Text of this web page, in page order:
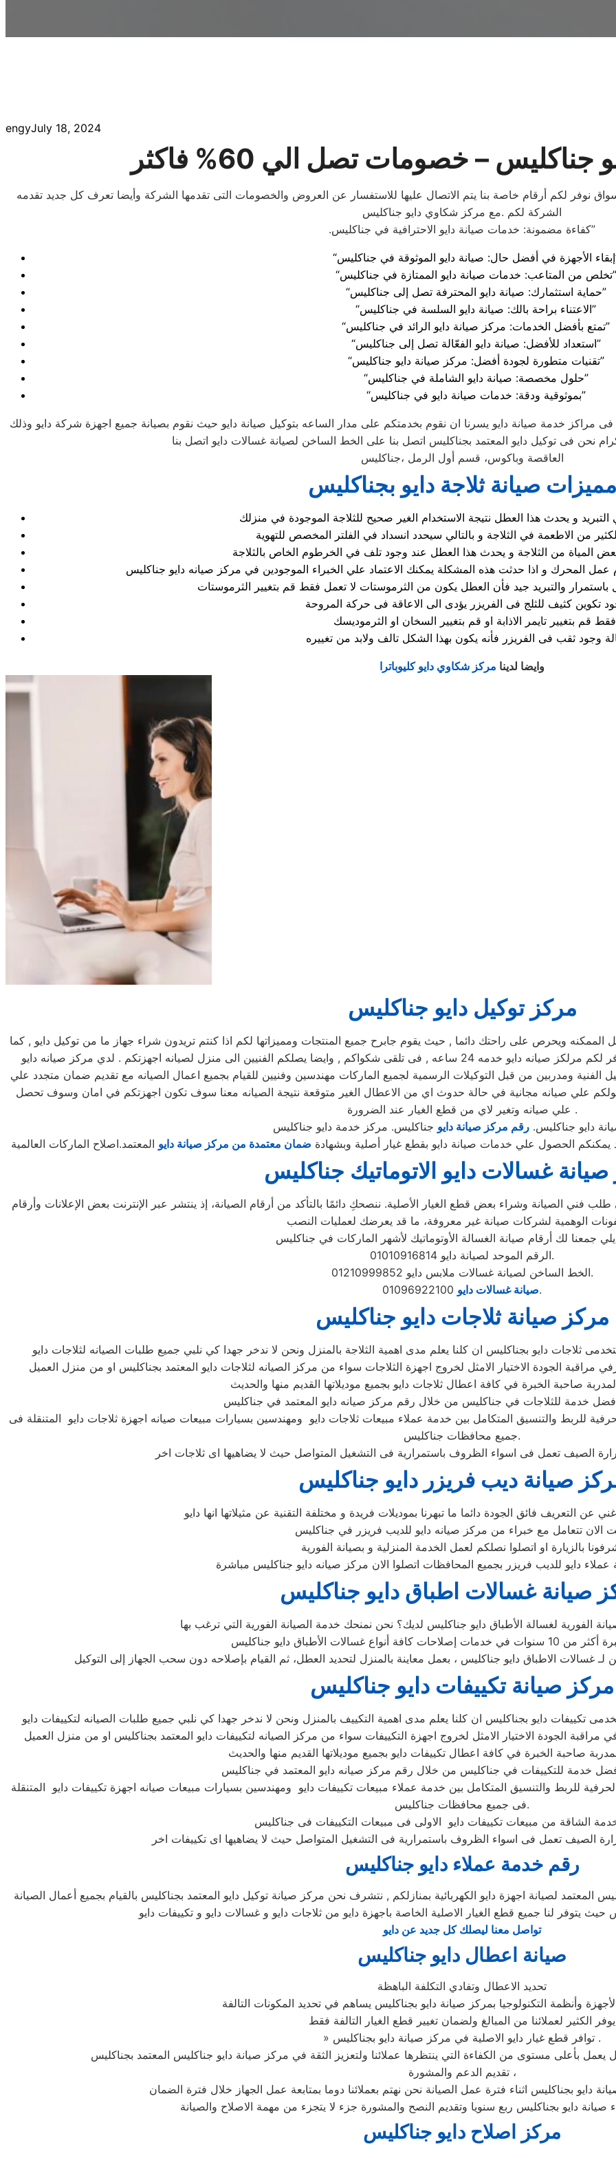
engyJuly 18, 2024
– خصومات تصل الي 60% فاكثر
نوفر لكم أرقام خاصة بنا يتم الاتصال عليها للاستفسار عن العروض والخصومات التى تقدمها الشركة وأيضا تعرف كل جديد تقدمه
الشركة لكم .مع مركز شكاوي دايو جناكليس
.كفاءة مضمونة: خدمات صيانة دايو الاحترافية في جناكليس”
جناكليس”
“تخلص من المتاعب: خدمات صيانة دايو الممتازة في جناكليس”
“حماية استثمارك: صيانة دايو المحترفة تصل إلى جناكليس”
“الاعتناء براحة بالك: صيانة دايو السلسة في جناكليس”
“تمتع بأفضل الخدمات: مركز صيانة دايو الرائد في جناكليس”
“استعداد للأفضل: صيانة دايو الفعّالة تصل إلى جناكليس”
“تقنيات متطورة لجودة أفضل: مركز صيانة دايو جناكليس”
“حلول مخصصة: صيانة دايو الشاملة في جناكليس”
“بموثوقية ودقة: خدمات صيانة دايو في جناكليس”
فى مراكز خدمة صيانة دايو يسرنا ان نقوم بخدمتكم على مدار الساعه بتوكيل صيانة دايو حيث نقوم بصيانة جميع اجهزة شركة دايو وذلك
جناكليس‎، العاقصة وباكوس، قسم أول الرمل
مميزات صيانة ثلاجة دايو بجناكليس
و يحدث هذا العطل نتيجة الاستخدام الغير صحيح للثلاجة الموجودة في منزلك
تكوين كثيف للثلج فى الفريزر يؤدى الى الاعاقة فى حركة المروحة
وايضا لدينا مركز شكاوي دايو كليوباترا
مركز توكيل دايو جناكليس
ويحرص على راحتك دائما , حيث يقوم جابرح جميع المنتجات ومميزاتها لكم اذا كنتم تريدون شراء جهاز ما من توكيل دايو , كما
يوجد فريق دعم فنى يقوم صيانه جميع الاجهزه الكهربائيه, كما توفر لكم مرلكز صيانه دايو خدمه 24 ساعه , فى تلقى شكواكم , وايضا يصلكم الفنيين الى منزل لصيانه اجهزتكم . لدي مركز صيانه دايو
ومدربين من قبل التوكيلات الرسمية لجميع الماركات مهندسين وفنيين للقيام بجميع اعمال الصيانه مع تقديم ضمان متجدد علي
علي صيانه مجانية في حالة حدوث اي من الاعطال الغير متوقعة نتيجة الصيانه معنا سوف تكون اجهزتكم في امان وسوف تحصل
علي صيانه وتغير لاي من قطع الغيار عند الضرورة .
دايو جناكليس. رقم مركز صيانة دايو جناكليس. مركز خدمة دايو جناكليس
يمكنكم الحصول علي خدمات صيانة دايو بقطع غيار أصلية وبشهادة ضمان معتمدة من مركز صيانة دايو المعتمد.اصلاح الماركات العالمية
غسالات دايو الاتوماتيك جناكليس
فني الصيانة وشراء بعض قطع الغيار الأصلية. ننصحكِ دائمًا بالتأكد من أرقام الصيانة، إذ ينتشر عبر الإنترنت بعض الإعلانات وأرقام
الرقم الموحد لصيانة دايو 01010916814.
الخط الساخن لصيانة غسالات ملابس دايو 01210999852.
صيانة غسالات دايو01096922100.
مركز صيانة ثلاجات دايو جناكليس
للربط والتنسيق المتكامل بين خدمة عملاء مبيعات ثلاجات دايو ومهندسين بسيارات مبيعات صيانه اجهزة ثلاجات دايو المتنقلة فى
جميع محافظات جناكليس.
صيانة ديب فريزر دايو جناكليس
صيانة غسالات اطباق دايو جناكليس
لـ غسالات الاطباق دايو جناكليس ، بعمل معاينة بالمنزل لتحديد العطل، ثم القيام بإصلاحه دون سحب الجهاز إلى التوكيل
مركز صيانة تكييفات دايو جناكليس
للربط والتنسيق المتكامل بين خدمة عملاء مبيعات تكييفات دايو ومهندسين بسيارات مبيعات صيانه اجهزة تكييفات دايو المتنقلة
فى جميع محافظات جناكليس.
رقم خدمة عملاء دايو جناكليس
المعتمد لصيانة اجهزة دايو الكهربائية بمنازلكم , نتشرف نحن مركز صيانة توكيل دايو المعتمد بجناكليس بالقيام بجميع أعمال الصيانة
حيث يتوفر لنا جميع قطع الغيار الاصلية الخاصة باجهزة دايو من ثلاجات دايو و غسالات دايو و تكييفات دايو
تواصل معنا ليصلك كل جديد عن دايو
صيانة اعطال دايو جناكليس
تحديد الاعطال وتفادي التكلفة الباهظة
وأنظمة التكنولوجيا بمركز صيانة دايو بجناكليس يساهم في تحديد المكونات التالفة
يوفر الكثير لعملائنا من المبالغ ولضمان تغيير قطع الغيار التالفة فقط
» توافر قطع غيار دايو الاصلية في مركز صيانة دايو بجناكليس .
تقديم الدعم والمشورة ،
دايو بجناكليس اثناء فترة عمل الصيانة نحن نهتم بعملائنا دوما بمتابعة عمل الجهاز خلال فترة الضمان
صيانة دايو بجناكليس ربع سنويا وتقديم النصح والمشورة جزء لا يتجزء من مهمة الاصلاح والصيانة
مركز اصلاح دايو جناكليس